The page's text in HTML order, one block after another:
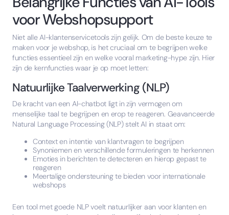
voor Webshopsupport
Niet alle AI-klantenservicetools zijn gelijk. Om de beste keuze te
maken voor je webshop, is het cruciaal om te begrijpen welke
functies essentieel zijn en welke vooral marketing-hype zijn. Hier
zijn de kernfuncties waar je op moet letten:
Natuurlijke Taalverwerking (NLP)
De kracht van een AI-chatbot ligt in zijn vermogen om
menselijke taal te begrijpen en erop te reageren. Geavanceerde
Natural Language Processing (NLP) stelt AI in staat om:
Context en intentie van klantvragen te begrijpen
Synoniemen en verschillende formuleringen te herkennen
Emoties in berichten te detecteren en hierop gepast te
reageren
Meertalige ondersteuning te bieden voor internationale
webshops
Een tool met goede NLP voelt natuurlijker aan voor klanten en